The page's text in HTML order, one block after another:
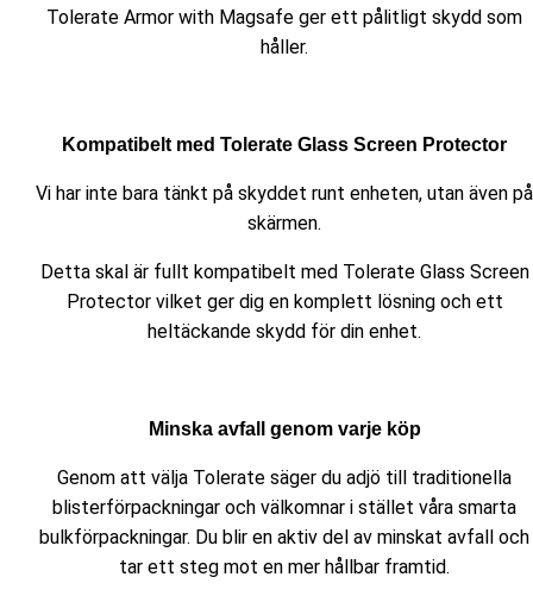
Tolerate Armor with Magsafe ger ett pålitligt skydd som
håller.
Kompatibelt med Tolerate Glass Screen Protector
Vi har inte bara tänkt på skyddet runt enheten, utan även på
skärmen.
Detta skal är fullt kompatibelt med Tolerate Glass Screen
Protector vilket ger dig en komplett lösning och ett
heltäckande skydd för din enhet.
Minska avfall genom varje köp
Genom att välja Tolerate säger du adjö till traditionella
blisterförpackningar och välkomnar i stället våra smarta
bulkförpackningar. Du blir en aktiv del av minskat avfall och
tar ett steg mot en mer hållbar framtid.